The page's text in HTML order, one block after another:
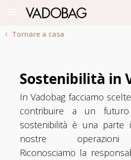
Tornare a casa
Sostenibilità in
In Vadobag facciamo
contribuire a un futuro
sostenibilità è una parte
nostre operazioni
Riconosciamo la